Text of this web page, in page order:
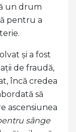
un drum
pentru a
și a fost
de fraudă,
încă credea
să
ascensiunea
sânge